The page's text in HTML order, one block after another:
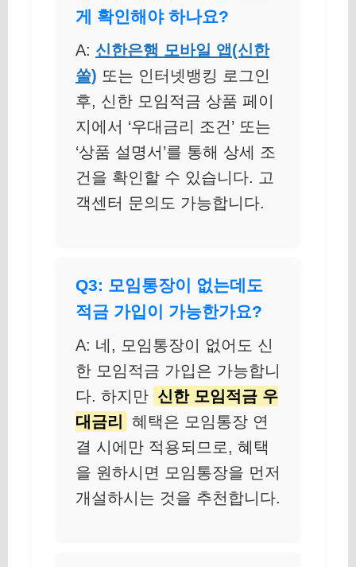
게 확인해야 하나요?
A: 신한은행 모바일 앱(신한
쏠) 또는 인터넷뱅킹 로그인
후, 신한 모임적금 상품 페이
지에서 ‘우대금리 조건’ 또는
‘상품 설명서’를 통해 상세 조
건을 확인할 수 있습니다. 고
객센터 문의도 가능합니다.
Q3: 모임통장이 없는데도
적금 가입이 가능한가요?
A: 네, 모임통장이 없어도 신
한 모임적금 가입은 가능합니
다. 하지만 신한 모임적금 우
대금리
혜택은 모임통장 연
결 시에만 적용되므로, 혜택
을 원하시면 모임통장을 먼저
개설하시는 것을 추천합니다.